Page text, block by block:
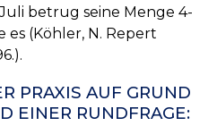
betrug seine Menge 4-
es (Köhler, N. Repert
PRAXIS AUF GRUND
EINER RUNDFRAGE: